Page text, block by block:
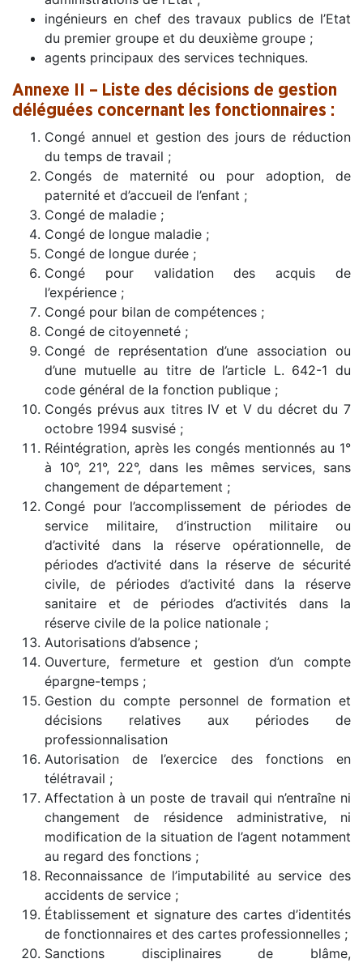
ingénieurs en chef des travaux publics de l’Etat
du premier groupe et du deuxième groupe ;
agents principaux des services techniques.
Annexe II – Liste des décisions de gestion
déléguées concernant les fonctionnaires :
Congé annuel et gestion des jours de réduction
du temps de travail ;
Congés de maternité ou pour adoption, de
paternité et d’accueil de l’enfant ;
Congé de maladie ;
Congé de longue maladie ;
Congé de longue durée ;
Congé pour validation des acquis de
l’expérience ;
Congé pour bilan de compétences ;
Congé de citoyenneté ;
Congé de représentation d’une association ou
d’une mutuelle au titre de l’article L. 642-1 du
code général de la fonction publique ;
Congés prévus aux titres IV et V du décret du 7
octobre 1994 susvisé ;
Réintégration, après les congés mentionnés au 1°
à 10°, 21°, 22°, dans les mêmes services, sans
changement de département ;
Congé pour l’accomplissement de périodes de
service militaire, d’instruction militaire ou
d’activité dans la réserve opérationnelle, de
périodes d’activité dans la réserve de sécurité
civile, de périodes d’activité dans la réserve
sanitaire et de périodes d’activités dans la
réserve civile de la police nationale ;
Autorisations d’absence ;
Ouverture, fermeture et gestion d’un compte
épargne-temps ;
Gestion du compte personnel de formation et
décisions relatives aux périodes de
professionnalisation
Autorisation de l’exercice des fonctions en
télétravail ;
Affectation à un poste de travail qui n’entraîne ni
changement de résidence administrative, ni
modification de la situation de l’agent notamment
au regard des fonctions ;
Reconnaissance de l’imputabilité au service des
accidents de service ;
Établissement et signature des cartes d’identités
de fonctionnaires et des cartes professionnelles ;
Sanctions disciplinaires de blâme,